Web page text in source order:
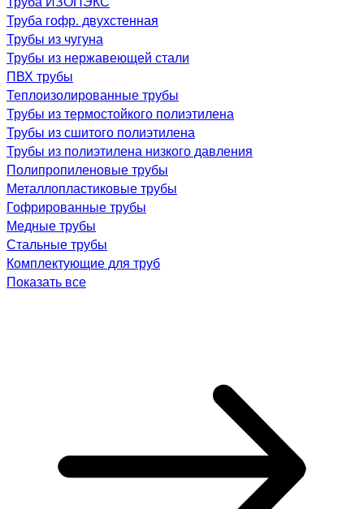
Труба гофр. двухстенная
Трубы из чугуна
Трубы из нержавеющей стали
ПВХ трубы
Теплоизолированные трубы
Трубы из термостойкого полиэтилена
Трубы из сшитого полиэтилена
Трубы из полиэтилена низкого давления
Полипропиленовые трубы
Металлопластиковые трубы
Гофрированные трубы
Медные трубы
Стальные трубы
Комплектующие для труб
Показать все